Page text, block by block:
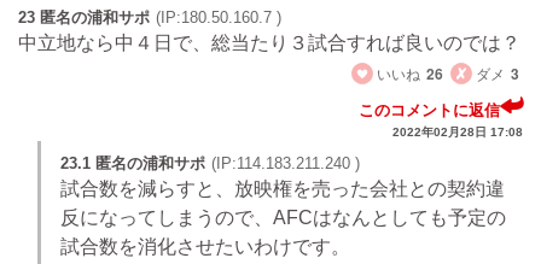
23 匿名の浦和サポ (IP:180.50.160.7 )
中立地なら中４日で、総当たり３試合すれば良いのでは？
いいね 26 ダメ 3
このコメントに返信
2022年02月28日 17:08
23.1 匿名の浦和サポ (IP:114.183.211.240 )
試合数を減らすと、放映権を売った会社との契約違
反になってしまうので、AFCはなんとしても予定の
試合数を消化させたいわけです。